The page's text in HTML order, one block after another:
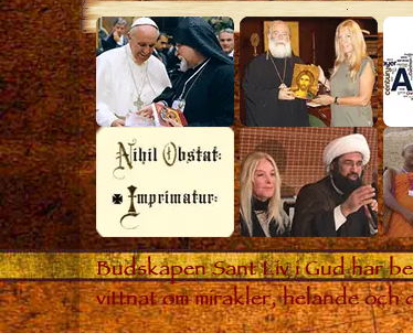
Budskapen Sant Liv i Gud har
vittnat om mirakler, helande